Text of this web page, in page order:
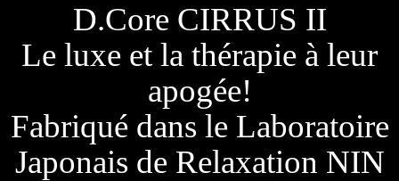
D.Core CIRRUS II
Le luxe et la thérapie à leur
apogée!
Fabriqué dans le Laboratoire
Japonais de Relaxation NIN